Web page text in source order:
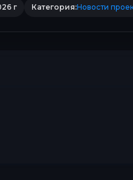
г Категория:Новости